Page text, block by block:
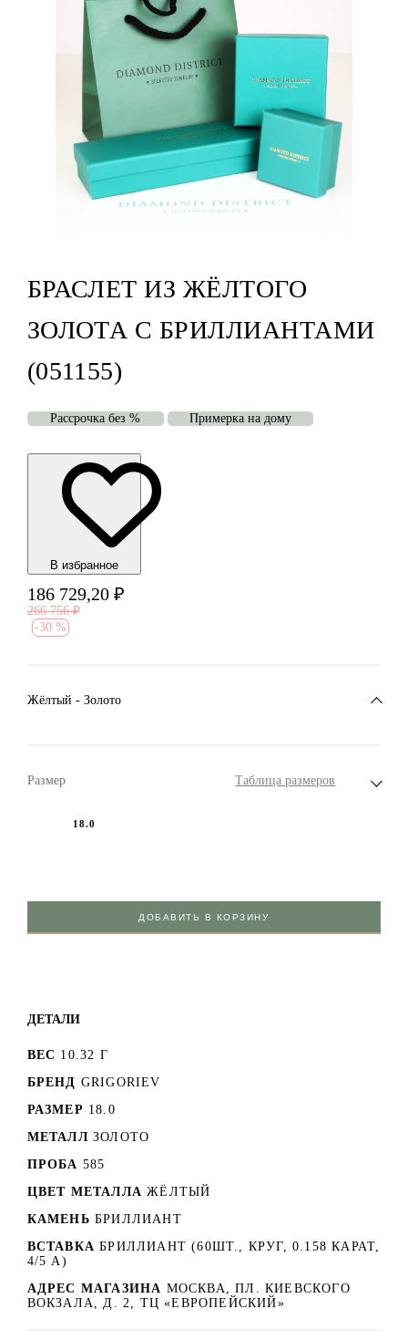
БРАСЛЕТ ИЗ ЖЁЛТОГО
ЗОЛОТА С БРИЛЛИАНТАМИ
(051155)
Рассрочка без % Примерка на дому
В избранноe
186 729,20 ₽
266 756 ₽
-30 %
Жёлтый - Золото
Размер Таблица размеров
18.0
ДОБАВИТЬ В КОРЗИНУ
ДЕТАЛИ
ВЕС 10.32 Г
БРЕНД GRIGORIEV
РАЗМЕР 18.0
МЕТАЛЛ ЗОЛОТО
ПРОБА 585
ЦВЕТ МЕТАЛЛА ЖЁЛТЫЙ
КАМЕНЬ БРИЛЛИАНТ
ВСТАВКА БРИЛЛИАНТ (60ШТ., КРУГ, 0.158 КАРАТ,
4/5 А)
АДРЕС МАГАЗИНА МОСКВА, ПЛ. КИЕВСКОГО
ВОКЗАЛА, Д. 2, ТЦ «ЕВРОПЕЙСКИЙ»